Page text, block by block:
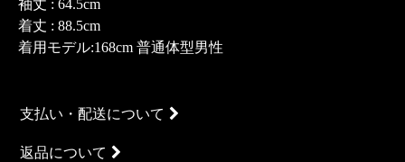
袖丈 : 64.5cm
着丈 : 88.5cm
着用モデル:168cm 普通体型男性
支払い・配送について
返品について